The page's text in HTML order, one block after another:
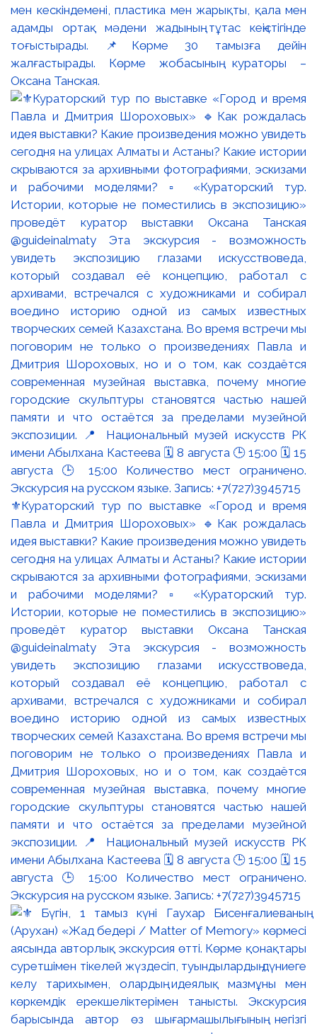
мен кескіндемені, пластика мен жарықты, қала мен
адамды ортақ мәдени жадының тұтас кеңістігінде
тоғыстырады. 📌Көрме 30 тамызға дейін
жалғастырады. Көрме жобасының кураторы –
Оксана Танская.
⚜️Кураторский тур по выставке «Город и время
Павла и Дмитрия Шороховых» 🔹Как рождалась
идея выставки? Какие произведения можно увидеть
сегодня на улицах Алматы и Астаны? Какие истории
скрываются за архивными фотографиями, эскизами
и рабочими моделями? ▫️ «Кураторский тур.
Истории, которые не поместились в экспозицию»
проведёт куратор выставки Оксана Танская
@guideinalmaty Эта экскурсия - возможность
увидеть экспозицию глазами искусствоведа,
который создавал её концепцию, работал с
архивами, встречался с художниками и собирал
воедино историю одной из самых известных
творческих семей Казахстана. Во время встречи мы
поговорим не только о произведениях Павла и
Дмитрия Шороховых, но и о том, как создаётся
современная музейная выставка, почему многие
городские скульптуры становятся частью нашей
памяти и что остаётся за пределами музейной
экспозиции. 📍 Национальный музей искусств РК
имени Абылхана Кастеева 🗓 8 августа 🕒 15:00 🗓 15
августа 🕒 15:00 Количество мест ограничено.
Экскурсия на русском языке. Запись: +7(727)3945715